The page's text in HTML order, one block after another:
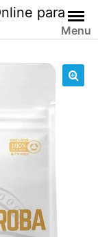
para
Menu